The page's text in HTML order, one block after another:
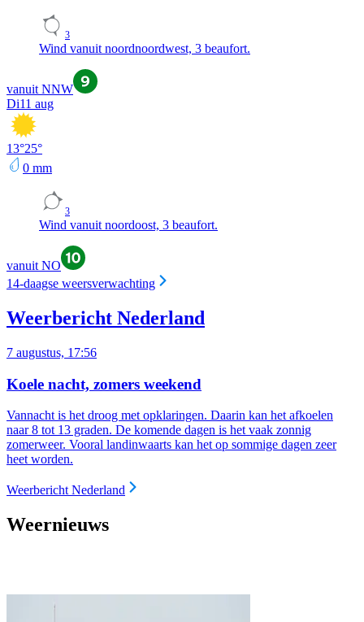
3
Wind vanuit noordnoordwest, 3 beaufort.
vanuit NNW
Di11 aug
13°25°
0 mm
3
Wind vanuit noordoost, 3 beaufort.
vanuit NO
14-daagse weersverwachting
Weerbericht Nederland
7 augustus, 17:56
Koele nacht, zomers weekend
Vannacht is het droog met opklaringen. Daarin kan het afkoelen
naar 8 tot 13 graden. De komende dagen is het vaak zonnig
zomerweer. Vooral landinwaarts kan het op sommige dagen zeer
heet worden.
Weerbericht Nederland
Weernieuws